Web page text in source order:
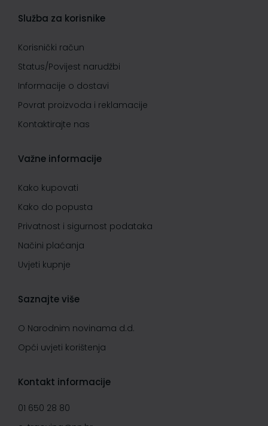
Služba za korisnike
Korisnički račun
Status/Povijest narudžbi
Informacije o dostavi
Povrat proizvoda i reklamacije
Kontaktirajte nas
Važne informacije
Kako kupovati
Kako do popusta
Privatnost i sigurnost podataka
Načini plaćanja
Uvjeti kupnje
Saznajte više
O Narodnim novinama d.d.
Opći uvjeti korištenja
Kontakt informacije
01 650 28 80